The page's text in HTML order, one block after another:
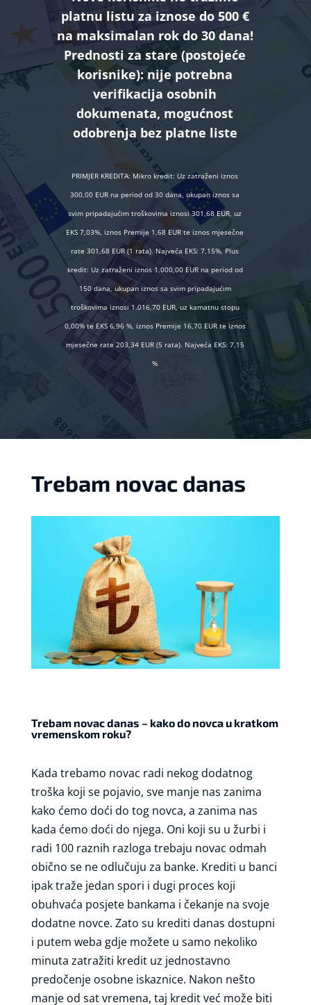
platnu listu za iznose do 500 €
na maksimalan rok do 30 dana!
Prednosti za stare (postojeće
korisnike): nije potrebna
verifikacija osobnih
dokumenata, mogućnost
odobrenja bez platne liste
PRIMJER KREDITA: Mikro kredit: Uz zatraženi iznos
300,00 EUR na period od 30 dana, ukupan iznos sa
svim pripadajućim troškovima iznosi 301,68 EUR, uz
EKS 7,03%, iznos Premije 1,68 EUR te iznos mjesečne
rate 301,68 EUR (1 rata). Najveća EKS: 7,15%, Plus
kredit: Uz zatraženi iznos 1.000,00 EUR na period od
150 dana, ukupan iznos sa svim pripadajućim
troškovima iznosi 1.016,70 EUR, uz kamatnu stopu
0,00% te EKS 6,96 %, iznos Premije 16,70 EUR te iznos
mjesečne rate 203,34 EUR (5 rata). Najveća EKS: 7,15
%
Trebam novac danas
Trebam novac danas – kako do novca u kratkom
vremenskom roku?
Kada trebamo novac radi nekog dodatnog
troška koji se pojavio, sve manje nas zanima
kako ćemo doći do tog novca, a zanima nas
kada ćemo doći do njega. Oni koji su u žurbi i
radi 100 raznih razloga trebaju novac odmah
obično se ne odlučuju za banke. Krediti u banci
ipak traže jedan spori i dugi proces koji
obuhvaća posjete bankama i čekanje na svoje
dodatne novce. Zato su krediti danas dostupni
i putem weba gdje možete u samo nekoliko
minuta zatražiti kredit uz jednostavno
predočenje osobne iskaznice. Nakon nešto
manje od sat vremena, taj kredit već može biti